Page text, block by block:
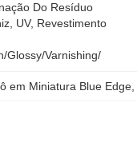
Do Resíduo
UV, Revestimento
Glossy/Varnishing/
em Miniatura Blue Edge